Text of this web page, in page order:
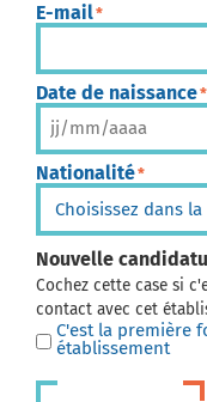
E-mail*
Date de naissance*
Nationalité*
Nouvelle
Cochez cette case si
contact avec cet
C'est la première
établissement